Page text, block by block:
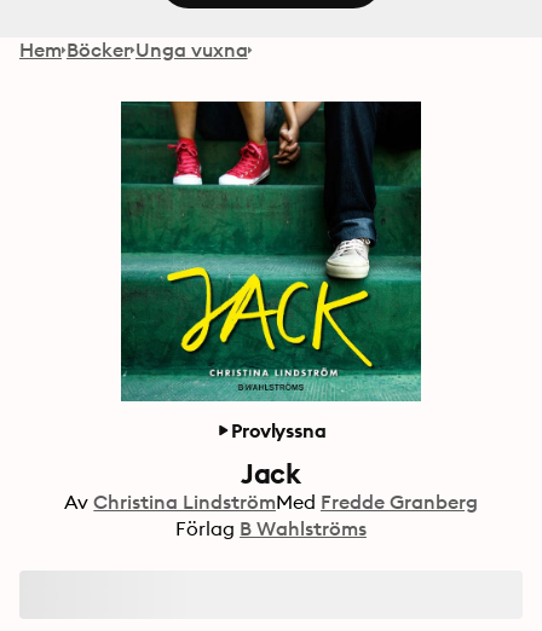
Hem Böcker Unga vuxna
Provlyssna
Jack
Av Christina LindströmMed Fredde Granberg
Förlag B Wahlströms